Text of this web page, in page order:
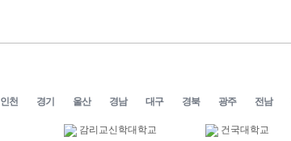
인천 경기 울산 경남 대구 경북 광주 전남
감리교신학대학교 건국대학교